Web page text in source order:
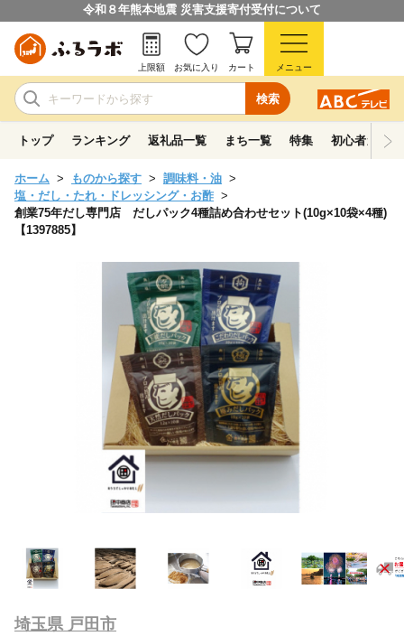
令和８年熊本地震 災害支援寄付受付について
検索
上限額 お気に入り カート メニュー
トップ ランキング 返礼品一覧 まち一覧 特集 初心者ガイド
ホーム ものから探す
調味料・油
塩・だし・たれ・ドレッシング・お酢
創業75年だし専門店 だしパック4種詰め合わせセット(10g×10袋×4種)
【1397885】
埼玉県 戸田市